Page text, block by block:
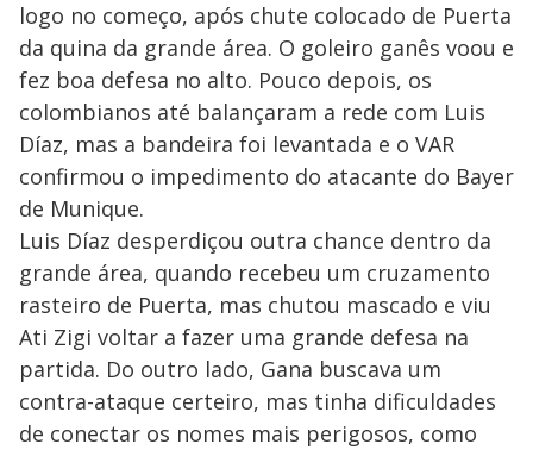
logo no começo, após chute colocado de Puerta
da quina da grande área. O goleiro ganês voou e
fez boa defesa no alto. Pouco depois, os
colombianos até balançaram a rede com Luis
Díaz, mas a bandeira foi levantada e o VAR
confirmou o impedimento do atacante do Bayer
de Munique.
Luis Díaz desperdiçou outra chance dentro da
grande área, quando recebeu um cruzamento
rasteiro de Puerta, mas chutou mascado e viu
Ati Zigi voltar a fazer uma grande defesa na
partida. Do outro lado, Gana buscava um
contra-ataque certeiro, mas tinha dificuldades
de conectar os nomes mais perigosos, como